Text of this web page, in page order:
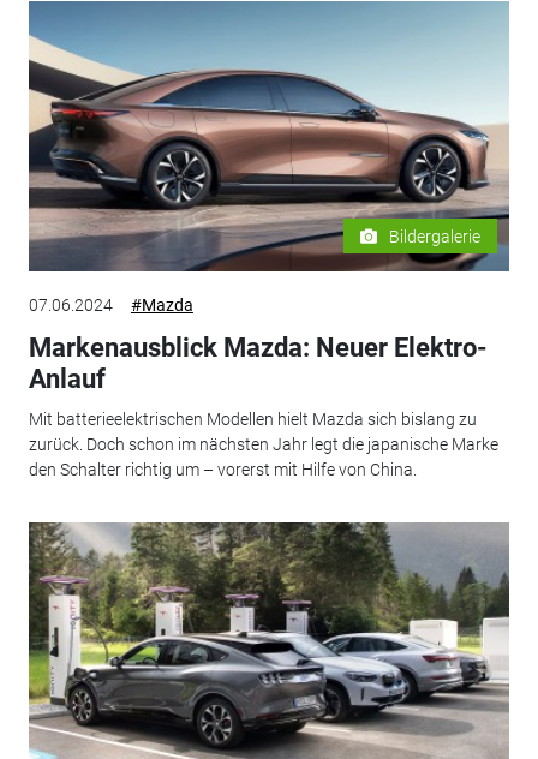
Bildergalerie
07.06.2024 #Mazda
Markenausblick Mazda: Neuer Elektro-
Anlauf
Mit batterieelektrischen Modellen hielt Mazda sich bislang zu
zurück. Doch schon im nächsten Jahr legt die japanische Marke
den Schalter richtig um – vorerst mit Hilfe von China.